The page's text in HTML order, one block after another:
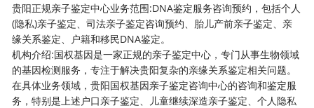
贵阳正规亲子鉴定中心业务范围:DNA鉴定服务咨询预约，包括个人
(隐私)亲子鉴定、司法亲子鉴定咨询预约、胎儿产前亲子鉴定、亲
缘关系鉴定、户籍和移民DNA鉴定。
机构介绍:国权基因是一家正规的亲子鉴定中心，专门从事生物领域
的基因检测服务，专注于解决贵阳复杂的亲缘关系鉴定相关问题。
在具体业务领域，贵阳国权基因亲子鉴定咨询中心的咨询和鉴定服
务，特别是上述户口亲子鉴定、儿童继续深造亲子鉴定、个人隐私